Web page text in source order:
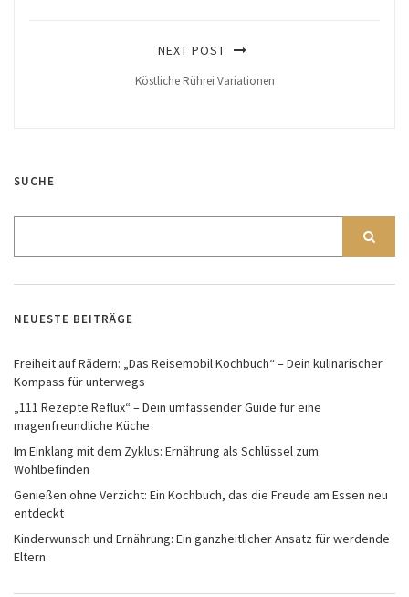
NEXT POST
Köstliche Rührei Variationen
SUCHE
NEUESTE BEITRÄGE
Freiheit auf Rädern: „Das Reisemobil Kochbuch“ – Dein kulinarischer
Kompass für unterwegs
„111 Rezepte Reflux“ – Dein umfassender Guide für eine
magenfreundliche Küche
Im Einklang mit dem Zyklus: Ernährung als Schlüssel zum
Wohlbefinden
Genießen ohne Verzicht: Ein Kochbuch, das die Freude am Essen neu
entdeckt
Kinderwunsch und Ernährung: Ein ganzheitlicher Ansatz für werdende
Eltern